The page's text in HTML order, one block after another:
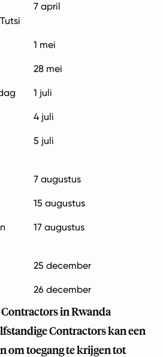
7 april
1 mei
28 mei
1 juli
4 juli
5 juli
7 augustus
15 augustus
17 augustus
25 december
26 december
in Rwanda
Contractors kan een
om toegang te krijgen tot